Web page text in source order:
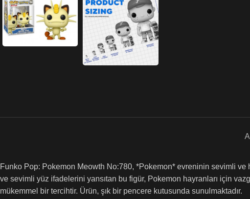
Funko Pop: Pokemon Meowth No:780, *Pokemon* evreninin sevimli ve
ve sevimli yüz ifadelerini yansıtan bu figür, Pokemon hayranları için
mükemmel bir tercihtir. Ürün, şık bir pencere kutusunda sunulmaktadır.